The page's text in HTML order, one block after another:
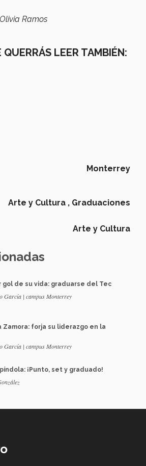
Ramos
LEER TAMBIÉN:
Monterrey
Arte y Cultura , Graduaciones
Arte y Cultura
gol de su vida: graduarse del Tec
García | campus Monterrey
Zamora: forja su liderazgo en la
García | campus Monterrey
¡Punto, set y graduado!